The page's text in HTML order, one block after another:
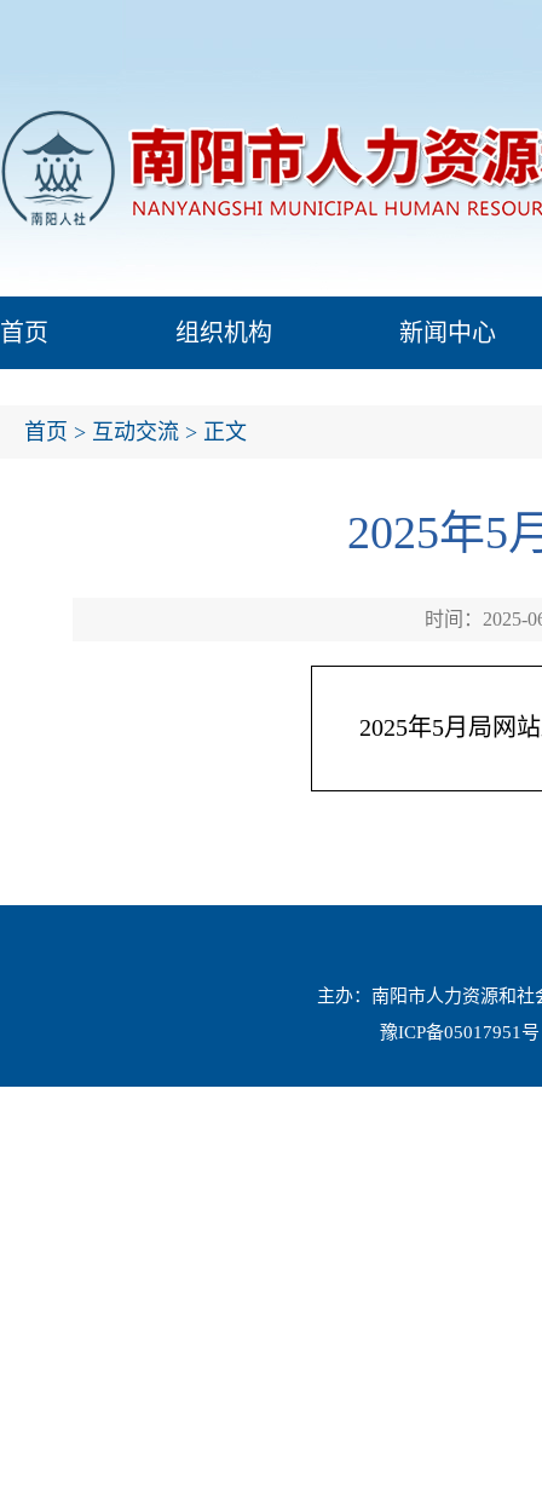
首页 组织机构 新闻中心
首页 > 互动交流 > 正文
2025年5
时间：2025-
2025年5月局网
主办：南阳市人力资源和
豫ICP备05017951号